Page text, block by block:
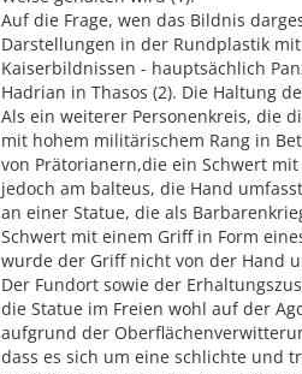
Auf die Frage, wen das Bildnis
Darstellungen in der Rundplastik
Kaiserbildnissen - hauptsächlich
Hadrian in Thasos (2). Die Haltung
Als ein weiterer Personenkreis, die
mit hohem militärischem Rang in
von Prätorianern,die ein Schwert
jedoch am balteus, die Hand
an einer Statue, die als
Schwert mit einem Griff in Form
wurde der Griff nicht von der Hand
Der Fundort sowie der
die Statue im Freien wohl auf der
aufgrund der
dass es sich um eine schlichte und